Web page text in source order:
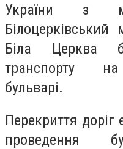
України з
Біла Церква
транспорту на
бульварі.
Перекриття
проведення